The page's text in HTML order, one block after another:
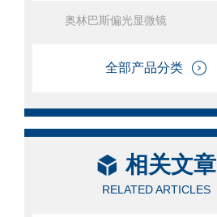
奥林巴斯偏光显微镜
全部产品分类
相关文章
RELATED ARTICLES